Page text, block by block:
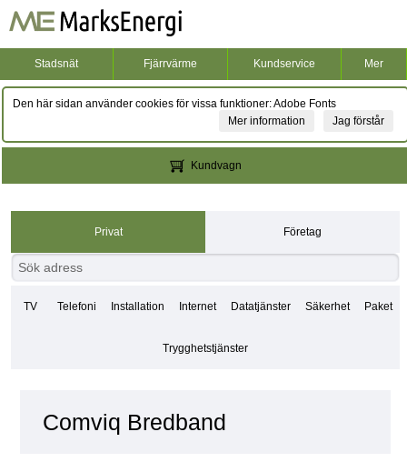
Stadsnät Fjärrvärme Kundservice Mer
Den här sidan använder cookies för vissa funktioner: Adobe Fonts
Jag förstår
Mer information
Kundvagn
Privat Företag
TV Telefoni Installation Internet Datatjänster Säkerhet Paket
Trygghetstjänster
Comviq Bredband